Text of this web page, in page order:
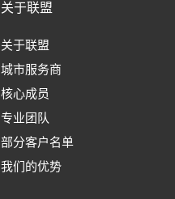
关于联盟
关于联盟
城市服务商
核心成员
专业团队
部分客户名单
我们的优势